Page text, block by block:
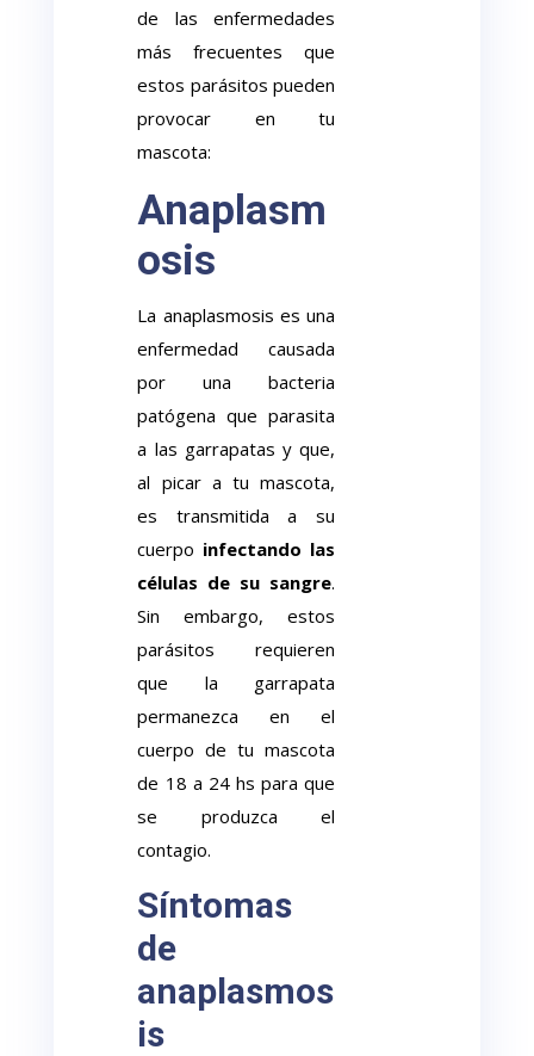
de las enfermedades
más frecuentes que
estos parásitos pueden
provocar en tu
mascota:
Anaplasm
osis
La anaplasmosis es una
enfermedad causada
por una bacteria
patógena que parasita
a las garrapatas y que,
al picar a tu mascota,
es transmitida a su
cuerpo infectando las
células de su sangre.
Sin embargo, estos
parásitos requieren
que la garrapata
permanezca en el
cuerpo de tu mascota
de 18 a 24 hs para que
se produzca el
contagio.
Síntomas
de
anaplasmos
is